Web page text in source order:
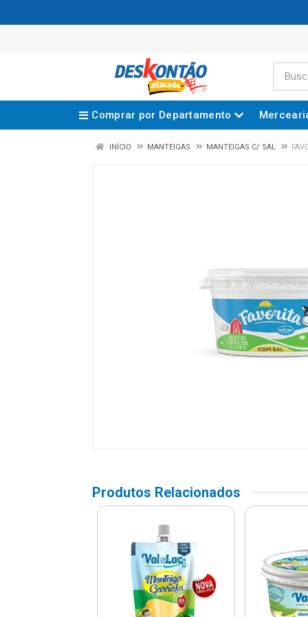
Comprar por Departamento
INÍCIO MANTEIGAS MANTEIGAS C/ SAL
Produtos Relacionados